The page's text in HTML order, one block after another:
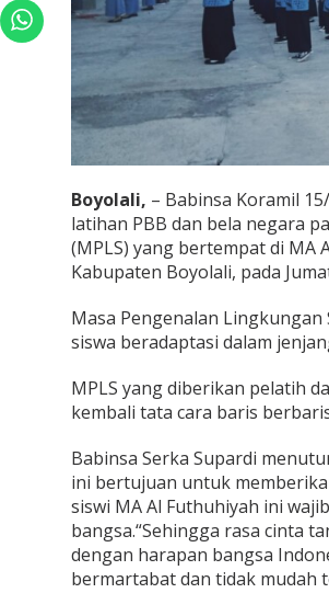
e
k
o
n
Boyolali, – Babinsa Koramil
latihan PBB dan bela negara
(MPLS) yang bertempat di MA
Kabupaten Boyolali, pada
Masa Pengenalan
siswa beradaptasi dalam
MPLS yang diberikan pelatih
kembali tata cara baris
Babinsa Serka Supardi
ini bertujuan untuk
siswi MA Al Futhuhiyah ini
bangsa.“Sehingga rasa cinta
dengan harapan bangsa
bermartabat dan tidak mudah